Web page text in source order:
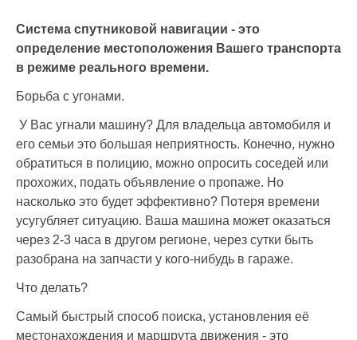
Система спутниковой навигации - это
определение местоположения Вашего транспорта
в режиме реального времени.
Борьба с угонами.
У Вас угнали машину? Для владельца автомобиля и
его семьи это большая неприятность. Конечно, нужно
обратиться в полицию, можно опросить соседей или
прохожих, подать объявление о пропаже. Но
насколько это будет эффективно? Потеря времени
усугубляет ситуацию. Ваша машина может оказаться
через 2-3 часа в другом регионе, через сутки быть
разобрана на запчасти у кого-нибудь в гараже.
Что делать?
Самый быстрый способ поиска, установления её
местонахождения и маршрута движения - это